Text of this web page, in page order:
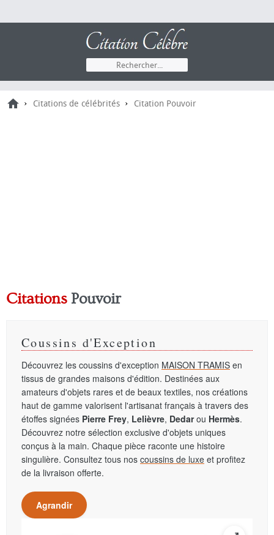
› Citations de célébrités › Citation Pouvoir
Citations Pouvoir
Coussins d'Exception
Découvrez les coussins d'exception MAISON TRAMIS en
tissus de grandes maisons d'édition. Destinées aux
amateurs d'objets rares et de beaux textiles, nos créations
haut de gamme valorisent l'artisanat français à travers des
étoffes signées Pierre Frey, Lelièvre, Dedarou Hermès.
Découvrez notre sélection exclusive d'objets uniques
conçus à la main. Chaque pièce raconte une histoire
singulière. Consultez tous nos coussins de luxe et profitez
de la livraison offerte.
Agrandir